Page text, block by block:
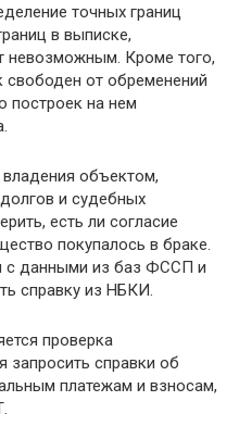
точных границ
в выписке,
невозможным. Кроме того,
свободен от обременений
построек на нем
объектом,
и судебных
есть ли согласие
покупалось в браке.
с данными из баз ФССП и
справку из НБКИ.
проверка
запросить справки об
платежам и взносам,